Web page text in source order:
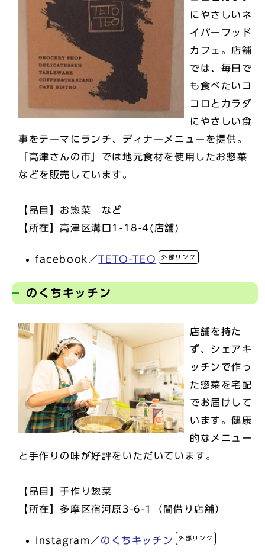
にやさしいネ
イバーフッド
カフェ。店舗
では、毎日で
も食べたいコ
コロとカラダ
にやさしい食
事をテーマにランチ、ディナーメニューを提供。
「高津さんの市」では地元食材を使用したお惣菜
などを販売しています。
【品目】お惣菜 など
【所在】高津区溝口1-18-4(店舗)
facebook／TETO-TEO 外部リンク
のくちキッチン
店舗を持た
ず、シェアキ
ッチンで作っ
た惣菜を宅配
でお届けして
います。健康
的なメニュー
と手作りの味が好評をいただいています。
【品目】手作り惣菜
【所在】多摩区宿河原3-6-1（間借り店舗）
Instagram／ のくちキッチン 外部リンク